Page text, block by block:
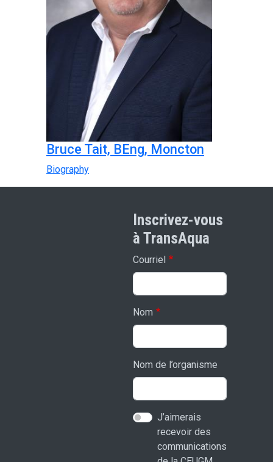
Bruce Tait, BEng, Moncton
Biography
Inscrivez-vous
à TransAqua
Courriel
Nom
Nom de l’organisme
J’aimerais
recevoir des
communications